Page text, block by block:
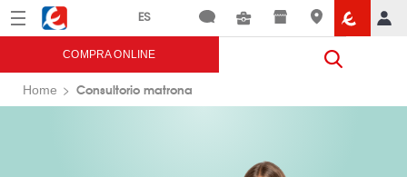
Menú Eroski
COMPRA ONLINE
Home Consultorio matrona